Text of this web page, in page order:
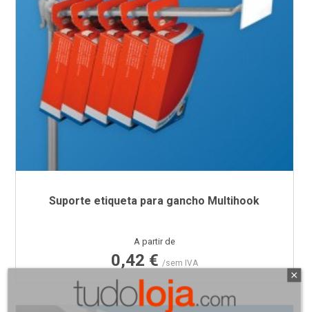
Suporte etiqueta para gancho Multihook
Preço
A partir de
0,42 € /sem IVA